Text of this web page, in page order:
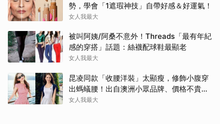
勢，學會「1遮瑕神技」自帶好感＆好運氣！
女人我最大
被叫阿姨/阿桑不意外！Threads「最有年紀
感的穿搭」話題：絲襪配球鞋最顯老
女人我最大
昆凌同款「收腰洋裝」太顯瘦，修飾小腹穿
出螞蟻腰！出自澳洲小眾品牌、價格不貴還
寄台灣
女人我最大